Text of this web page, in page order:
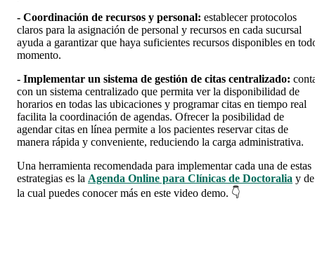
- Coordinación de recursos y personal: establecer protocolos
claros para la asignación de personal y recursos en cada sucursal
ayuda a garantizar que haya suficientes recursos disponibles en
momento.
- Implementar un sistema de gestión de citas centralizado:
con un sistema centralizado que permita ver la disponibilidad de
horarios en todas las ubicaciones y programar citas en tiempo real
facilita la coordinación de agendas. Ofrecer la posibilidad de
agendar citas en línea permite a los pacientes reservar citas de
manera rápida y conveniente, reduciendo la carga administrativa.
Una herramienta recomendada para implementar cada una de estas
estrategias es la Agenda Online para Clínicas de Doctoralia y de
la cual puedes conocer más en este video demo. 👇